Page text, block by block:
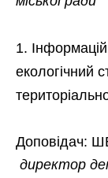
екологічний
Доповідач:
директор